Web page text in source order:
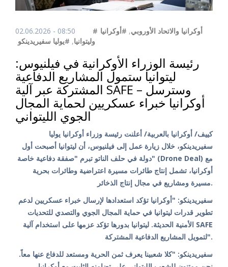
02.06.2026 - 08:50 #أوكرانيا والاتحاد الأوروبي, #أوكرانيا
وليتوانيا, #يوليا سفيريدينكو
رئيسة الوزراء الأوكرانية في فيلنيوس:
ليتوانيا ستمول المشاريع الدفاعية
المشتركة عبر آلية SAFE – وسترسل
أوكرانيا خبراء عسكريين لحماية المجال
الجوي الليتواني
كييف/ أوكرانيا بالعربية/ أعلنت رئيسة وزراء أوكرانيا يوليا
سفيريدينكو، خلال زيارة عمل إلى فيلنيوس، أن ليتوانيا أصبحت أول
دولة في حلف الناتو تبرم "صفقة دفاعية خاصة" (Drone Deal) مع
أوكرانيا، تشمل إنتاج طائرات مسيرة اعتراضية وطائرات بحرية
مسيرة ومشاريع في مجال إنتاج الذخائر.
سفيريدينكو: "أوكرانيا تؤكد استعدادها لإرسال خبراء عسكريين لدعم
تطوير قدرات ليتوانيا في حماية المجال الجوي والتصدي للتحديات
الأمنية الحديثة. ليتوانيا بدورها تؤكد عزمها على استخدام آلية SAFE
لتمويل المشاريع الدفاعية المشتركة".
سفيريدينكو: "كلا شعبينا يعرف ثمن الحرية ومستعد للدفاع عنها معاً.